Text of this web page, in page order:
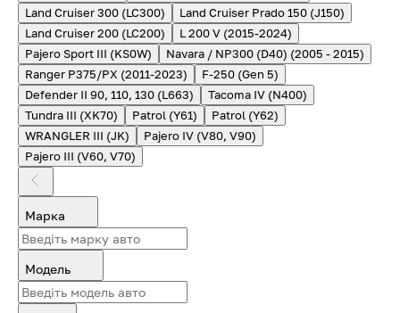
Land Cruiser 300 (LC300)
Land Cruiser Prado 150 (J150)
Land Cruiser 200 (LC200)
L 200 V (2015-2024)
Pajero Sport III (KS0W)
Navara / NP300 (D40) (2005 - 2015)
Ranger P375/PX (2011-2023)
F-250 (Gen 5)
Defender II 90, 110, 130 (L663)
Tacoma IV (N400)
Tundra III (XK70)
Patrol (Y61)
Patrol (Y62)
WRANGLER III (JK)
Pajero IV (V80, V90)
Pajero III (V60, V70)
Марка
Модель